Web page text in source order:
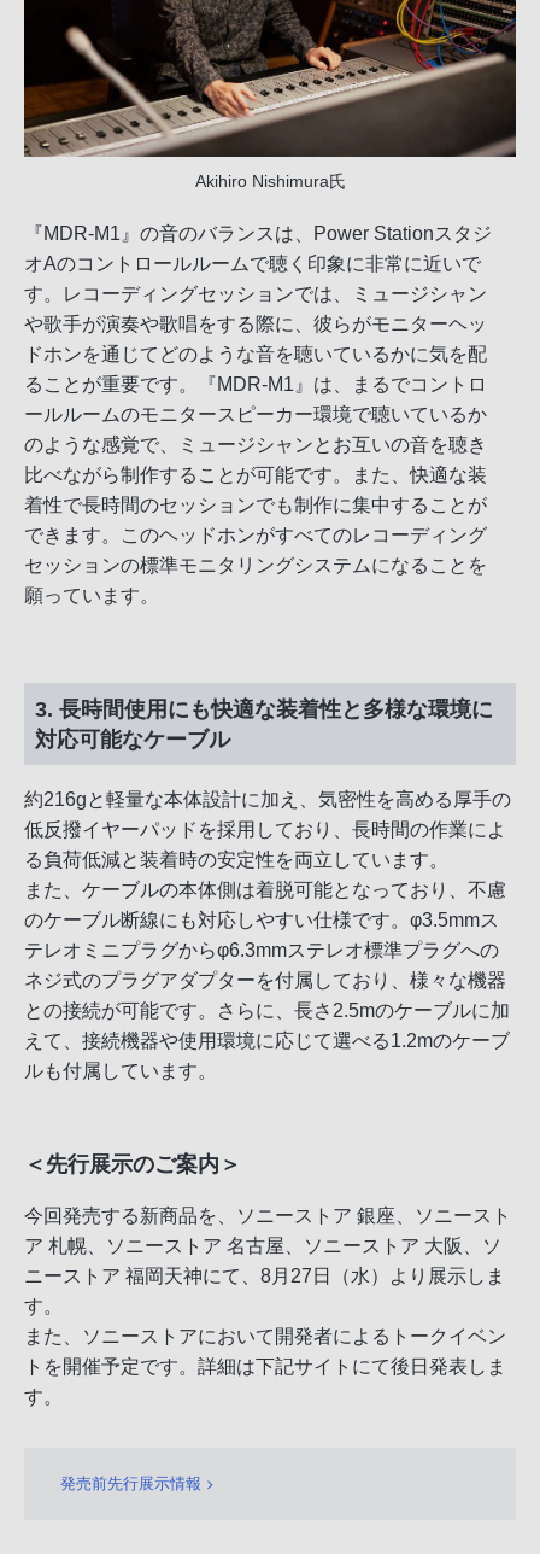
Akihiro Nishimura氏
『MDR-M1』の音のバランスは、Power Stationスタジ
オAのコントロールルームで聴く印象に非常に近いで
す。レコーディングセッションでは、ミュージシャン
や歌手が演奏や歌唱をする際に、彼らがモニターヘッ
ドホンを通じてどのような音を聴いているかに気を配
ることが重要です。『MDR-M1』は、まるでコントロ
ールルームのモニタースピーカー環境で聴いているか
のような感覚で、ミュージシャンとお互いの音を聴き
比べながら制作することが可能です。また、快適な装
着性で長時間のセッションでも制作に集中することが
できます。このヘッドホンがすべてのレコーディング
セッションの標準モニタリングシステムになることを
願っています。
3. 長時間使用にも快適な装着性と多様な環境に
対応可能なケーブル
約216gと軽量な本体設計に加え、気密性を高める厚手の
低反撥イヤーパッドを採用しており、長時間の作業によ
る負荷低減と装着時の安定性を両立しています。
また、ケーブルの本体側は着脱可能となっており、不慮
のケーブル断線にも対応しやすい仕様です。φ3.5mmス
テレオミニプラグからφ6.3mmステレオ標準プラグへの
ネジ式のプラグアダプターを付属しており、様々な機器
との接続が可能です。さらに、長さ2.5mのケーブルに加
えて、接続機器や使用環境に応じて選べる1.2mのケーブ
ルも付属しています。
＜先行展示のご案内＞
今回発売する新商品を、ソニーストア 銀座、ソニースト
ア 札幌、ソニーストア 名古屋、ソニーストア 大阪、ソ
ニーストア 福岡天神にて、8月27日（水）より展示しま
す。
また、ソニーストアにおいて開発者によるトークイベン
トを開催予定です。詳細は下記サイトにて後日発表しま
す。
発売前先行展示情報